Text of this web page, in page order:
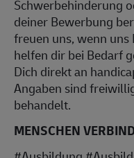
Schwerbehinderung
deiner Bewerbung
freuen uns, wenn
helfen dir bei Bedarf
Dich direkt an
Angaben sind
behandelt.
MENSCHEN